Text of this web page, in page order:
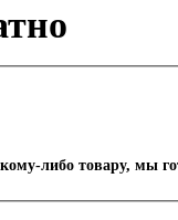
либо товару, мы